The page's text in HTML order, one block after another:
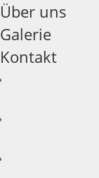
Über uns
Galerie
Kontakt